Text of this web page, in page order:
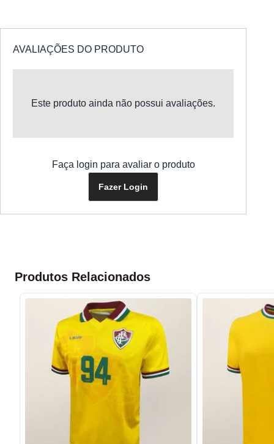
AVALIAÇÕES DO PRODUTO
Este produto ainda não possui avaliações.
Faça login para avaliar o produto
Fazer Login
Produtos Relacionados